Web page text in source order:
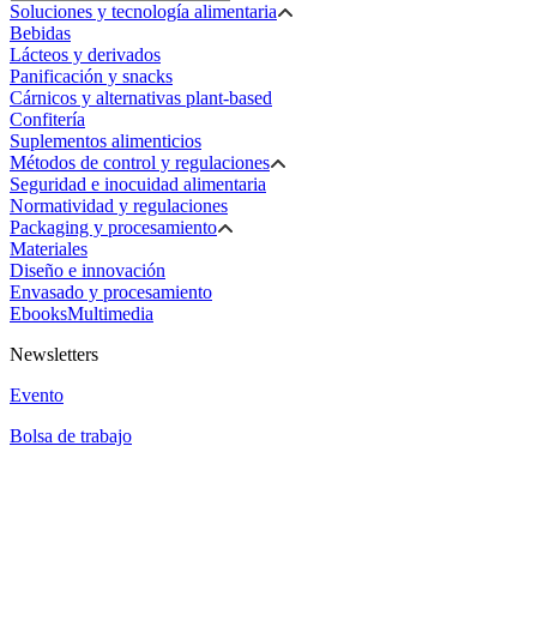
Soluciones y tecnología alimentaria
Bebidas
Lácteos y derivados
Panificación y snacks
Cárnicos y alternativas plant-based
Confitería
Suplementos alimenticios
Métodos de control y regulaciones
Seguridad e inocuidad alimentaria
Normatividad y regulaciones
Packaging y procesamiento
Materiales
Diseño e innovación
Envasado y procesamiento
EbooksMultimedia
Newsletters
Evento
Bolsa de trabajo